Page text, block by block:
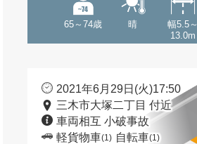
65～74歳 晴
幅5.5～
13.0m
2021年6月29日(火)17:50
三木市大塚二丁目 付近
車両相互 小破事故
軽貨物車(1) 自転車(1)